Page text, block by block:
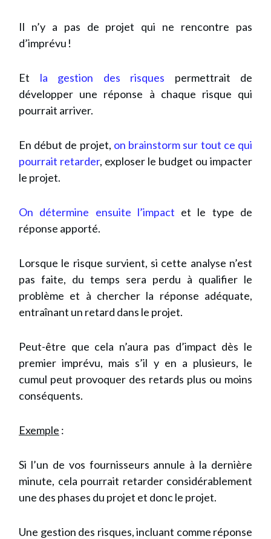
Il n’y a pas de projet qui ne rencontre pas
d’imprévu !
Et la gestion des risques permettrait de
développer une réponse à chaque risque qui
pourrait arriver.
En début de projet, on brainstorm sur tout ce qui
pourrait retarder, exploser le budget ou impacter
le projet.
On détermine ensuite l’impact et le type de
réponse apporté.
Lorsque le risque survient, si cette analyse n’est
pas faite, du temps sera perdu à qualifier le
problème et à chercher la réponse adéquate,
entraînant un retard dans le projet.
Peut-être que cela n’aura pas d’impact dès le
premier imprévu, mais s’il y en a plusieurs, le
cumul peut provoquer des retards plus ou moins
conséquents.
Exemple :
Si l’un de vos fournisseurs annule à la dernière
minute, cela pourrait retarder considérablement
une des phases du projet et donc le projet.
Une gestion des risques, incluant comme réponse